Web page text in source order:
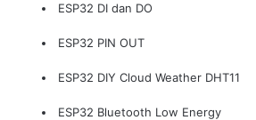
ESP32 DI dan DO
ESP32 PIN OUT
ESP32 DIY Cloud Weather DHT11
ESP32 Bluetooth Low Energy